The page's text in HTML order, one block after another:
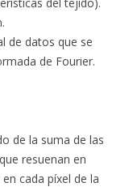
de datos que se
de Fourier.
de la suma de las
resuenan en
cada píxel de la